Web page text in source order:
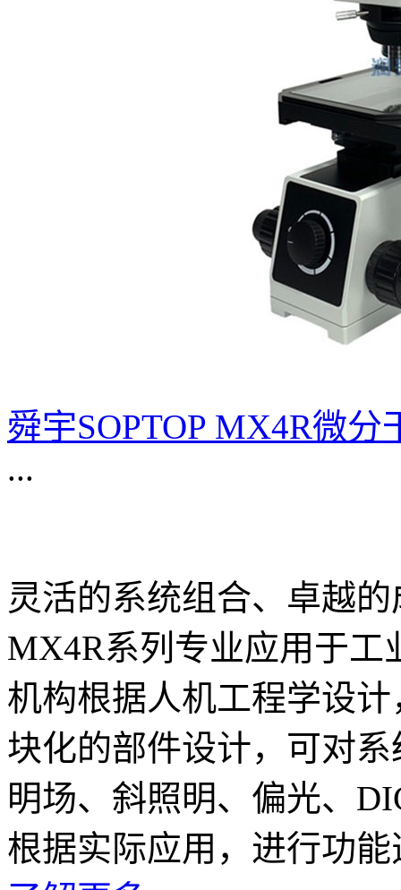
舜宇SOPTOP MX4R微
...
灵活的系统组合、卓越
MX4R系列专业应用于工
机构根据人机工程学设
块化的部件设计，可对
明场、斜照明、偏光、
根据实际应用，进行功能